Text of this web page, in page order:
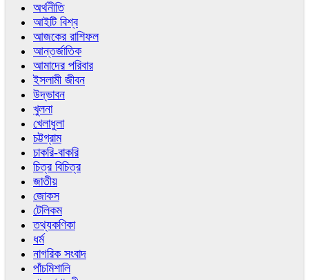
অর্থনীতি
আইটি বিশ্ব
আজকের রাশিফল
আন্তর্জাতিক
আমাদের পরিবার
ইসলামী জীবন
উদ্ভাবন
খুলনা
খেলাধুলা
চট্টগ্রাম
চাকরি-বাকরি
চিত্র বিচিত্র
জাতীয়
জোকস
টেলিকম
তথ্যকণিকা
ধর্ম
নাগরিক সংবাদ
পাঁচমিশালি